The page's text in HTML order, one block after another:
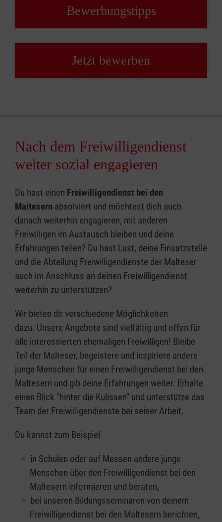
Bewerbungstipps
Jetzt bewerben
Nach dem Freiwilligendienst
weiter sozial engagieren
Du hast einen Freiwilligendienst bei den
Maltesern absolviert und möchtest dich auch
danach weiterhin engagieren, mit anderen
Freiwilligen im Austausch bleiben und deine
Erfahrungen teilen? Du hast Lust, deine Einsatzstelle
und die Abteilung Freiwilligendienste der Malteser
auch im Anschluss an deinen Freiwilligendienst
weiterhin zu unterstützen?
Wir bieten dir verschiedene Möglichkeiten
dazu. Unsere Angebote sind vielfältig und offen für
alle interessierten ehemaligen Freiwilligen! Bleibe
Teil der Malteser, begeistere und inspiriere andere
junge Menschen für einen Freiwilligendienst bei den
Maltesern und gib deine Erfahrungen weiter. Erhalte
einen Blick "hinter die Kulissen" und unterstütze das
Team der Freiwilligendienste bei seiner Arbeit.
Du kannst zum Beispiel
in Schulen oder auf Messen andere junge
Menschen über den Freiwilligendienst bei den
Maltesern informieren und beraten,
bei unseren Bildungsseminaren von deinem
Freiwilligendienst bei den Maltesern berichten,